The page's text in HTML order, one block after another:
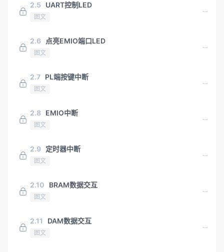
2.5 UART控制LED
图文
--
2.6 点亮EMIO端口LED
图文
--
2.7 PL端按键中断
图文
--
2.8 EMIO中断
图文
--
2.9 定时器中断
图文
--
2.10 BRAM数据交互
图文
--
2.11 DAM数据交互
图文
--